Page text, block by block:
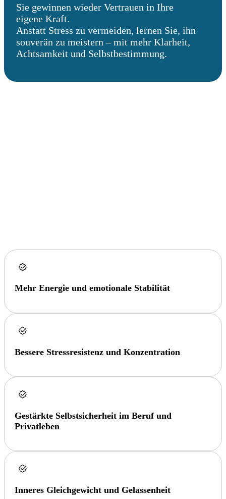
Sie gewinnen wieder Vertrauen in Ihre
eigene Kraft.
Anstatt Stress zu vermeiden, lernen Sie, ihn
souverän zu meistern – mit mehr Klarheit,
Achtsamkeit und Selbstbestimmung.
Mehr Energie und emotionale Stabilität
Bessere Stressresistenz und Konzentration
Gestärkte Selbstsicherheit im Beruf und
Privatleben
Inneres Gleichgewicht und Gelassenheit